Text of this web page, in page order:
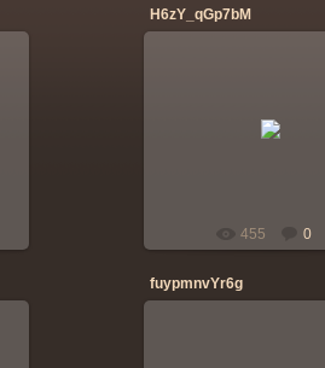
H6zY_qGp7bM
455 0
fuypmnvYr6g